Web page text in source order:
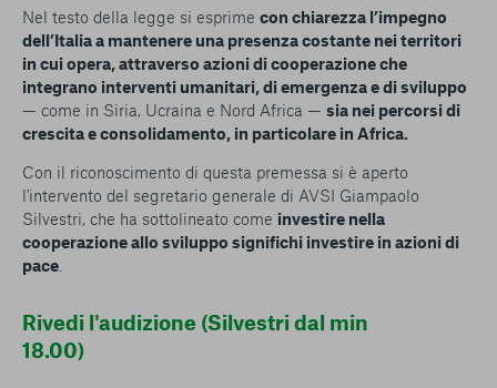
Nel testo della legge si esprime con chiarezza l’impegno
dell’Italia a mantenere una presenza costante nei territori
in cui opera, attraverso azioni di cooperazione che
integrano interventi umanitari, di emergenza e di sviluppo
— come in Siria, Ucraina e Nord Africa — sia nei percorsi di
crescita e consolidamento, in particolare in Africa.
Con il riconoscimento di questa premessa si è aperto
l'intervento del segretario generale di AVSI Giampaolo
Silvestri, che ha sottolineato come investire nella
cooperazione allo sviluppo significhi investire in azioni di
pace
Rivedi l'audizione (Silvestri dal min
18.00)